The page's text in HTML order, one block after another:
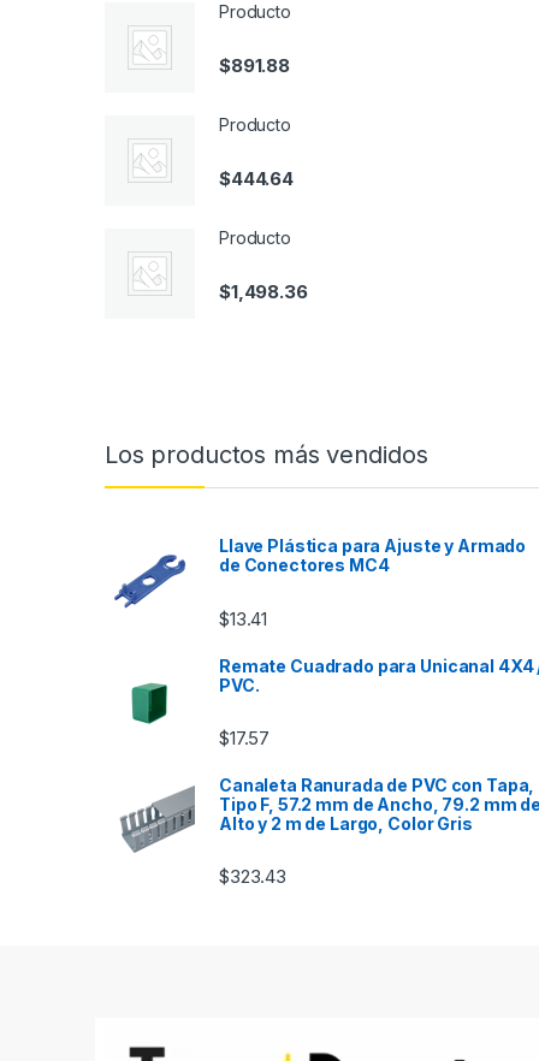
Producto
$891.88
Producto
$444.64
Producto
$1,498.36
Los productos más vendidos
Llave Plástica para Ajuste y Armado
de Conectores MC4
$13.41
Remate Cuadrado para Unicanal 4X4
PVC.
$17.57
Canaleta Ranurada de PVC con Tapa,
Tipo F, 57.2 mm de Ancho, 79.2 mm de
Alto y 2 m de Largo, Color Gris
$323.43